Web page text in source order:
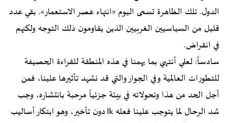
الدول. تلك الظاهرة تسمى اليوم «انتهاء عصر الاستعمار». بقي عدد
قليل من السياسيين الغربيين الذين يقاومون ذلك التوجه ولكنهم
في انقراض.
سادساً: لعلي أنتهي بما يهمنا في هذه المنطقة للقراءة الحصيفة
للتطورات العالمية وفي الجوار والتي قد نشهد تأثيرها علينا، فمن
أجل الحد من هذا وتحولاته في بيئة جزئياً مرحبة بانتشاره، وجب
شد الرحال لما يتوجب علينا فعله lk دون تأخير، وهو ابتكار أساليب